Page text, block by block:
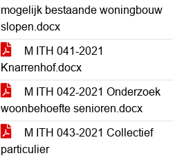
mogelijk bestaande woningbouw
slopen.docx
M ITH 041-2021
Knarrenhof.docx
M ITH 042-2021 Onderzoek
woonbehoefte senioren.docx
M ITH 043-2021 Collectief
particulier